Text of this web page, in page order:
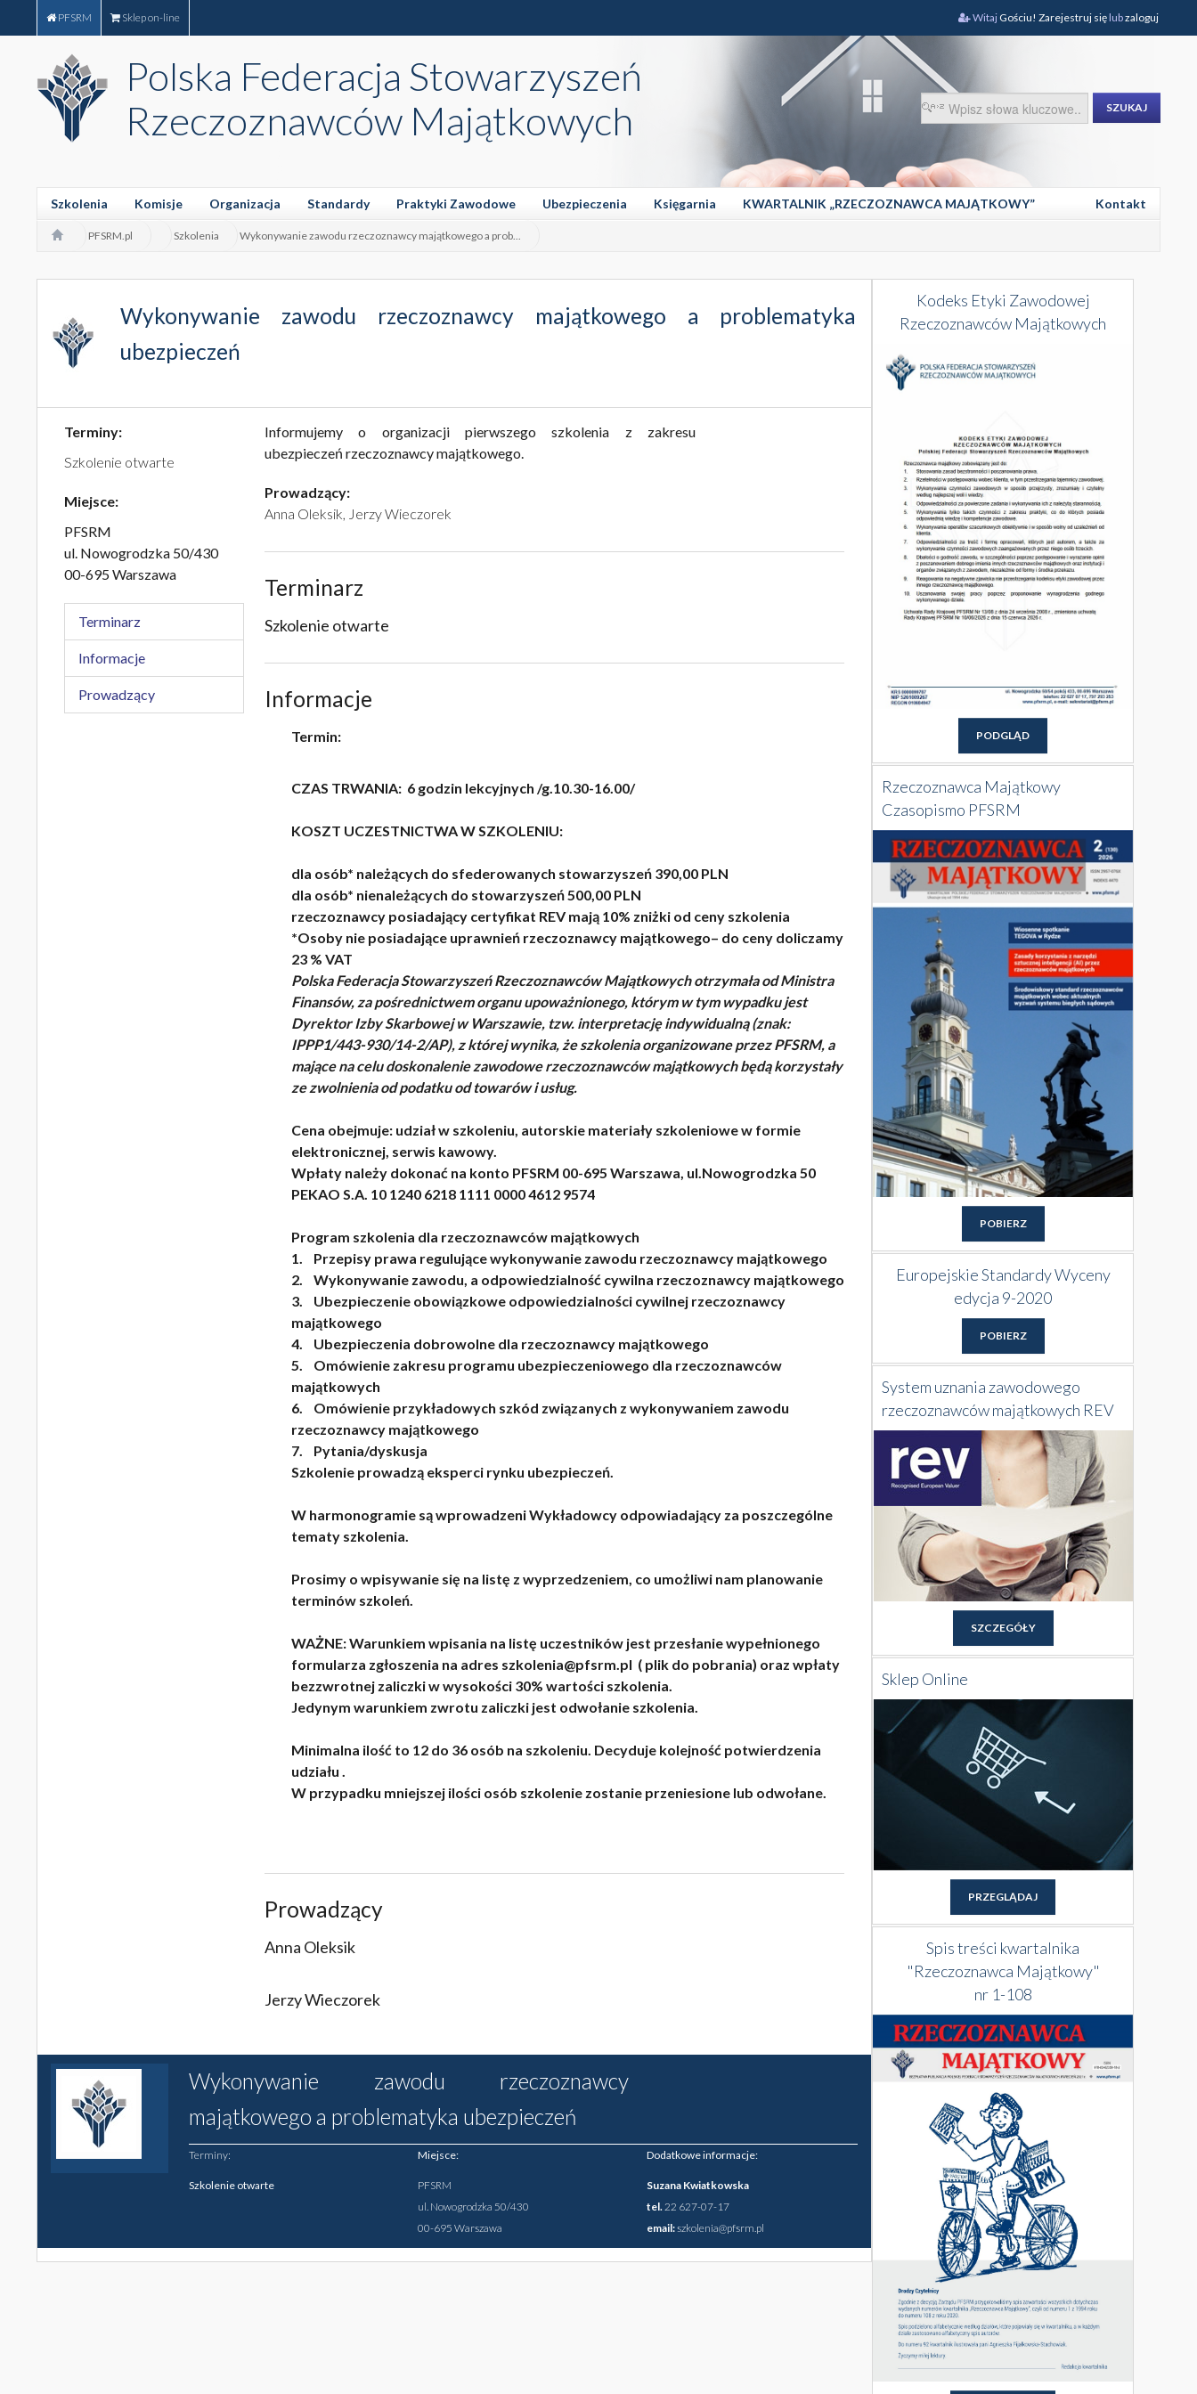
PFSRM Sklep on-line zaloguj
lub
Zarejestruj się
Gościu!
Witaj
Polska Federacja Stowarzyszeń
Rzeczoznawców Majątkowych
SZUKAJ
Szkolenia Komisje Organizacja Standardy Praktyki Zawodowe Ubezpieczenia Księgarnia KWARTALNIK „RZECZOZNAWCA MAJĄTKOWY” Kontakt
PFSRM.pl Szkolenia Wykonywanie zawodu rzeczoznawcy majątkowego a prob...
Wykonywanie zawodu rzeczoznawcy majątkowego a problematyka
ubezpieczeń
Terminy:
Szkolenie otwarte
Miejsce:
PFSRM
ul. Nowogrodzka 50/430
00-695 Warszawa
Terminarz
Informacje
Prowadzący
Informujemy o organizacji pierwszego szkolenia z zakresu
ubezpieczeń rzeczoznawcy majątkowego.
Prowadzący:
Anna Oleksik, Jerzy Wieczorek
Terminarz
Szkolenie otwarte
Informacje
Termin:
CZAS TRWANIA: 6 godzin lekcyjnych /g.10.30-16.00/
KOSZT UCZESTNICTWA W SZKOLENIU:
dla osób* należących do sfederowanych stowarzyszeń 390,00 PLN
dla osób* nienależących do stowarzyszeń 500,00 PLN
rzeczoznawcy posiadający certyfikat REV mają 10% zniżki od ceny szkolenia
*Osoby nie posiadające uprawnień rzeczoznawcy majątkowego– do ceny doliczamy
23 % VAT
Polska Federacja Stowarzyszeń Rzeczoznawców Majątkowych otrzymała od Ministra
Finansów, za pośrednictwem organu upoważnionego, którym w tym wypadku jest
Dyrektor Izby Skarbowej w Warszawie, tzw. interpretację indywidualną (znak:
IPPP1/443-930/14-2/AP), z której wynika, że szkolenia organizowane przez PFSRM, a
mające na celu doskonalenie zawodowe rzeczoznawców majątkowych będą korzystały
ze zwolnienia od podatku od towarów i usług.
Cena obejmuje: udział w szkoleniu, autorskie materiały szkoleniowe w formie
elektronicznej, serwis kawowy.
Wpłaty należy dokonać na konto PFSRM 00-695 Warszawa, ul.Nowogrodzka 50
PEKAO S.A. 10 1240 6218 1111 0000 4612 9574
Program szkolenia dla rzeczoznawców majątkowych
1. Przepisy prawa regulujące wykonywanie zawodu rzeczoznawcy majątkowego
2. Wykonywanie zawodu, a odpowiedzialność cywilna rzeczoznawcy majątkowego
3. Ubezpieczenie obowiązkowe odpowiedzialności cywilnej rzeczoznawcy
majątkowego
4. Ubezpieczenia dobrowolne dla rzeczoznawcy majątkowego
5. Omówienie zakresu programu ubezpieczeniowego dla rzeczoznawców
majątkowych
6. Omówienie przykładowych szkód związanych z wykonywaniem zawodu
rzeczoznawcy majątkowego
7. Pytania/dyskusja
Szkolenie prowadzą eksperci rynku ubezpieczeń.
W harmonogramie są wprowadzeni Wykładowcy odpowiadający za poszczególne
tematy szkolenia.
Prosimy o wpisywanie się na listę z wyprzedzeniem, co umożliwi nam planowanie
terminów szkoleń.
WAŻNE: Warunkiem wpisania na listę uczestników jest przesłanie wypełnionego
formularza zgłoszenia na adres szkolenia@pfsrm.pl ( plik do pobrania) oraz wpłaty
bezzwrotnej zaliczki w wysokości 30% wartości szkolenia.
Jedynym warunkiem zwrotu zaliczki jest odwołanie szkolenia.
Minimalna ilość to 12 do 36 osób na szkoleniu. Decyduje kolejność potwierdzenia
udziału .
W przypadku mniejszej ilości osób szkolenie zostanie przeniesione lub odwołane.
Prowadzący
Anna Oleksik
Jerzy Wieczorek
Wykonywanie zawodu rzeczoznawcy
majątkowego a problematyka ubezpieczeń
Terminy:
Szkolenie otwarte
Miejsce:
PFSRM
ul. Nowogrodzka 50/430
00-695 Warszawa
Dodatkowe informacje:
Suzana Kwiatkowska
tel.22 627-07-17
email:szkolenia@pfsrm.pl
Kodeks Etyki Zawodowej
Rzeczoznawców Majątkowych
PODGLĄD
Rzeczoznawca Majątkowy
Czasopismo PFSRM
POBIERZ
Europejskie Standardy Wyceny
edycja 9-2020
POBIERZ
System uznania zawodowego
rzeczoznawców majątkowych REV
SZCZEGÓŁY
Sklep Online
PRZEGLĄDAJ
Spis treści kwartalnika
"Rzeczoznawca Majątkowy"
nr 1-108